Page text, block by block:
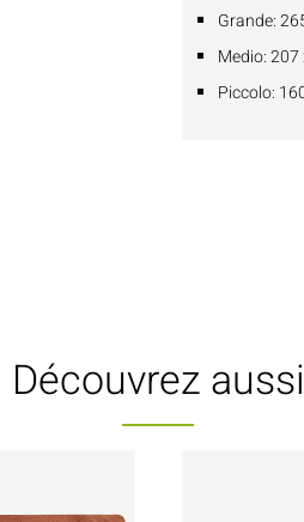
Grande:
Medio:
Piccolo:
Découvrez aussi